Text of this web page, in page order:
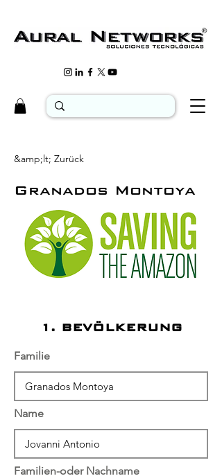
&amp;lt; Zurück
Granados Montoya
1. BEVÖLKERUNG
Familie
Name
Familien-oder Nachname